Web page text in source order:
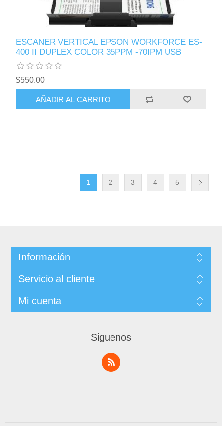
ESCANER VERTICAL EPSON WORKFORCE ES-
400 II DUPLEX COLOR 35PPM -70IPM USB
$550.00
AÑADIR AL CARRITO
1 2 3 4 5
Información
Servicio al cliente
Mi cuenta
Siguenos